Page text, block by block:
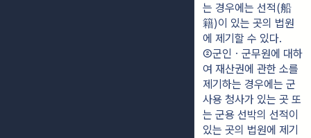
는 경우에는 선적(船
籍)이 있는 곳의 법원
에 제기할 수 있다.
②군인ㆍ군무원에 대하
여 재산권에 관한 소를
제기하는 경우에는 군
사용 청사가 있는 곳 또
는 군용 선박의 선적이
있는 곳의 법원에 제기